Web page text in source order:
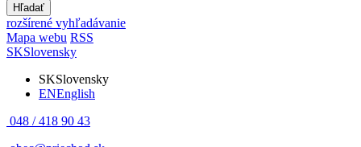
Hľadať
rozšírené vyhľadávanie
Mapa webu RSS
SKSlovensky
SKSlovensky
ENEnglish
048 / 418 90 43